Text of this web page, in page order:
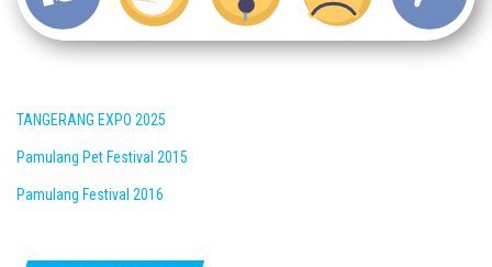
TANGERANG EXPO 2025
Pamulang Pet Festival 2015
Pamulang Festival 2016